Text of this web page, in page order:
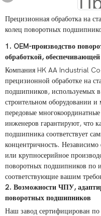
Прецизионная обработка на
колец поворотных
1. OEM-производство
обработкой,
Компания HK AA Industrial
прецизионной обработке на
подшипников, используемых в
строительном оборудовании
передовые
инженеров гарантируют, что
подшипника соответствует
концентричность. Независимо
или крупносерийное
поворотных подшипников по
соответствующие вашим
2. Возможности ЧПУ,
поворотных подшипников
Наш завод сертифицирован